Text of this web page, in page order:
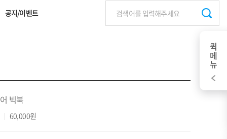
퀵메뉴
공지/이벤트
빅북
60,000원